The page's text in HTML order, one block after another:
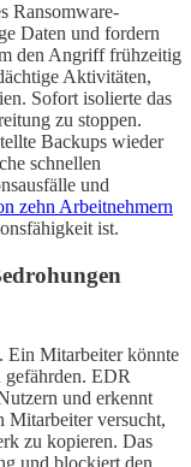
Ransomware-
Daten und fordern
den Angriff frühzeitig
Aktivitäten,
Sofort isolierte das
zu stoppen.
Backups wieder
schnellen
und
zehn Arbeitnehmern
ist.
Ein Mitarbeiter könnte
gefährden. EDR
und erkennt
versucht,
zu kopieren. Das
und blockiert den